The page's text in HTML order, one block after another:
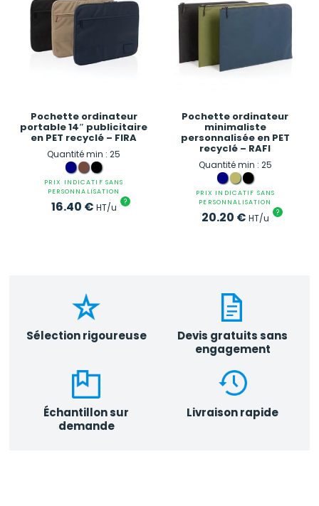
Pochette ordinateur
portable 14″ publicitaire
en PET recyclé – FIRA
Quantité min : 25
PRIX INDICATIF SANS
PERSONNALISATION
16.40 € HT/u ?
Pochette ordinateur
minimaliste
personnalisée en PET
recyclé – RAFI
Quantité min : 25
PRIX INDICATIF SANS
PERSONNALISATION
20.20 € HT/u ?
Sélection rigoureuse
Devis gratuits sans
engagement
Échantillon sur
demande
Livraison rapide